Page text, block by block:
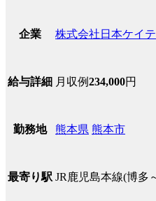
企業 株式会社日本ケイ
給与詳細 月収例234,000円
勤務地 熊本県 熊本市
最寄り駅 JR鹿児島本線(博多